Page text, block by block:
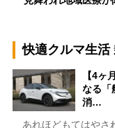
快適クルマ生活
【4ヶ
なる「
消…
あれほどもてはやさ